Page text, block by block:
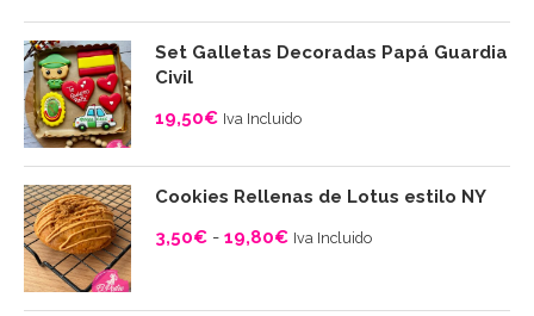
Set Galletas Decoradas Papá Guardia
Civil
19,50€ Iva Incluido
Cookies Rellenas de Lotus estilo NY
3,50€ - 19,80€
Rango
de
Iva Incluido